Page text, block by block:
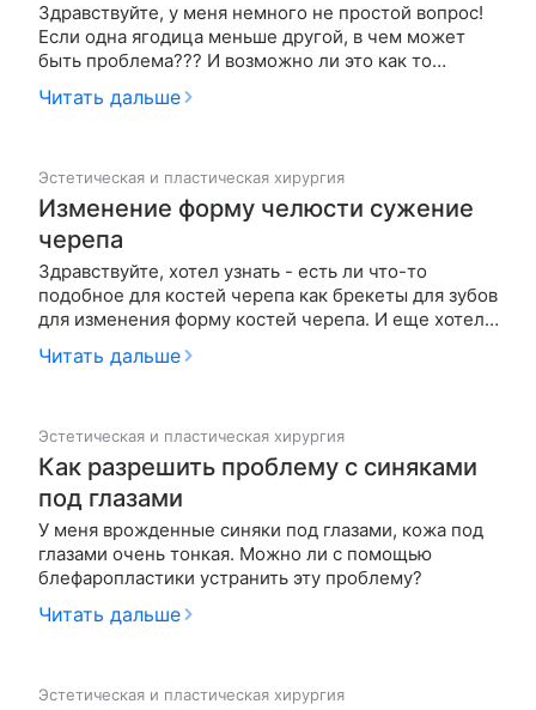
Здравствуйте, у меня немного не простой вопрос!
Если одна ягодица меньше другой, в чем может
быть проблема??? И возможно ли это как то
исправить? Заметила это давно, и немного
напрягает! Сама не полная, вот тип фигуры
Читать дальше
Эстетическая и пластическая хирургия
Изменение форму челюсти сужение
черепа
Здравствуйте, хотел узнать - есть ли что-то
подобное для костей черепа как брекеты для зубов
для изменения форму костей черепа. И еще хотел
спросить - если оказывать постоянное давление на
определенные кости, то можно ли добиться их
Читать дальше
Эстетическая и пластическая хирургия
Как разрешить проблему с синяками
под глазами
У меня врожденные синяки под глазами, кожа под
глазами очень тонкая. Можно ли с помощью
блефаропластики устранить эту проблему?
Читать дальше
Эстетическая и пластическая хирургия